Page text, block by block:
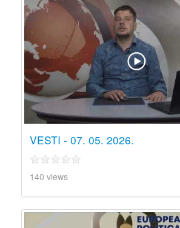
VESTI - 07. 05. 2026.
140 views